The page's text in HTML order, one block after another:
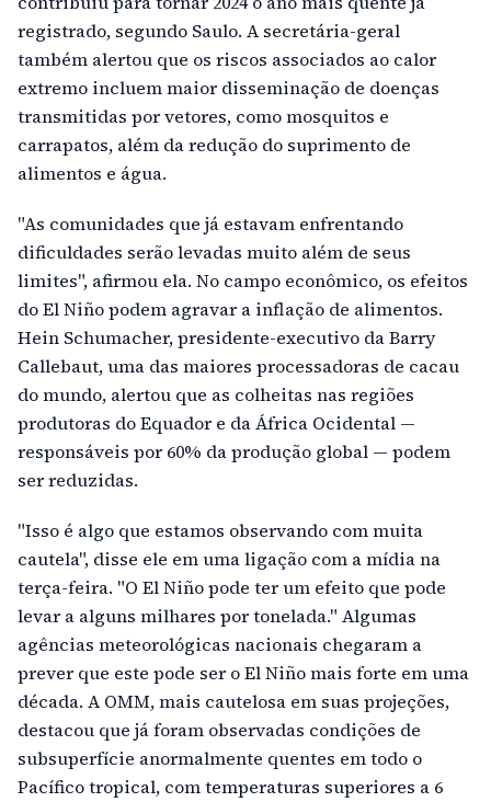
registrado, segundo Saulo. A secretária-geral
também alertou que os riscos associados ao calor
extremo incluem maior disseminação de doenças
transmitidas por vetores, como mosquitos e
carrapatos, além da redução do suprimento de
alimentos e água.
"As comunidades que já estavam enfrentando
dificuldades serão levadas muito além de seus
limites", afirmou ela. No campo econômico, os efeitos
do El Niño podem agravar a inflação de alimentos.
Hein Schumacher, presidente-executivo da Barry
Callebaut, uma das maiores processadoras de cacau
do mundo, alertou que as colheitas nas regiões
produtoras do Equador e da África Ocidental —
responsáveis por 60% da produção global — podem
ser reduzidas.
"Isso é algo que estamos observando com muita
cautela", disse ele em uma ligação com a mídia na
terça-feira. "O El Niño pode ter um efeito que pode
levar a alguns milhares por tonelada." Algumas
agências meteorológicas nacionais chegaram a
prever que este pode ser o El Niño mais forte em uma
década. A OMM, mais cautelosa em suas projeções,
destacou que já foram observadas condições de
subsuperfície anormalmente quentes em todo o
Pacífico tropical, com temperaturas superiores a 6